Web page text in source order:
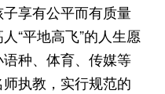
享有公平而有质量
“平地高飞”的人生愿
种、体育、传媒等
执教，实行规范的